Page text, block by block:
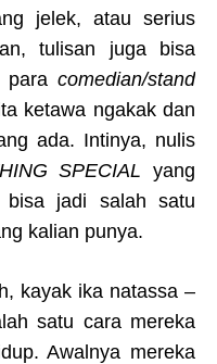
jelek, atau serius
tulisan juga bisa
para comedian/stand
ketawa ngakak dan
ada. Intinya, nulis
SPECIAL yang
bisa jadi salah satu
kalian punya.
kayak ika natassa –
satu cara mereka
Awalnya mereka